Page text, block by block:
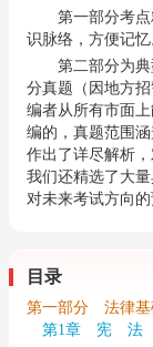
第一部分考
识脉络，方便记忆
第二部分为
分真题（因地方
编者从所有市面
编的，真题范围
作出了详尽解析
我们还精选了大
对未来考试方向的
目录
第一部分 法律基
第1章 宪 法